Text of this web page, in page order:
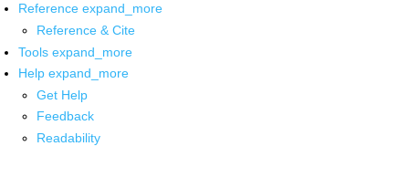
Reference expand_more
Reference & Cite
Tools expand_more
Help expand_more
Get Help
Feedback
Readability